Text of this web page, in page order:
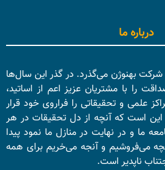
درباره ما
شرکت بهنوژن می‌گذرد. در گذر این سال‌ها
را با مشتریان عزیز اعم از اساتید،
علمی و تحقیقاتی را فراروی خود قرار
این است که آنچه از دل تحقیقات در هر
ما و در نهایت در منازل ما نمود پیدا
می‌فروشیم و آنجه می‌خریم برای همه
ناپدیر است.